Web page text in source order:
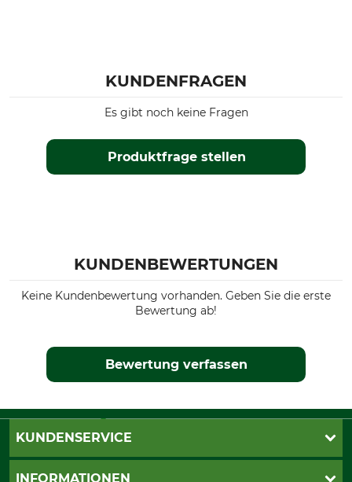
KUNDENFRAGEN
Produktfrage stellen
Es gibt noch keine Fragen
KUNDENBEWERTUNGEN
Keine Kundenbewertung vorhanden. Geben Sie die erste
Bewertung ab!
Bewertung verfassen
KUNDENSERVICE
Live-Shopping
INFORMATIONEN